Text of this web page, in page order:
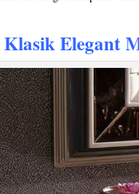
Klasik Elegant